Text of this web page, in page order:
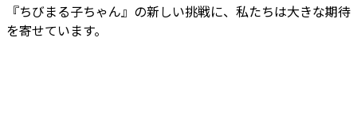
『ちびまる子ちゃん』の新しい挑戦に、私たちは大きな期待
を寄せています。